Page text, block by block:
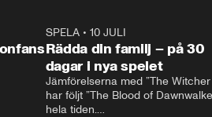
fritids. Då hade han inte koll på sin
rakt in i en bordskant. Nu förblir
SPELA• 10 JULI
Rädda din familj – på 30
dagar i nya spelet
Jämförelserna med ”The Witcher
har följt ”The Blood of
hela tiden.